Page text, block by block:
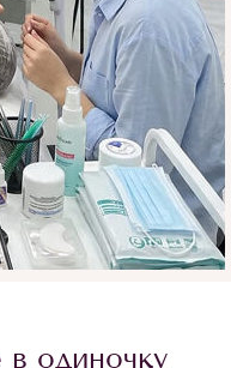
одиночку